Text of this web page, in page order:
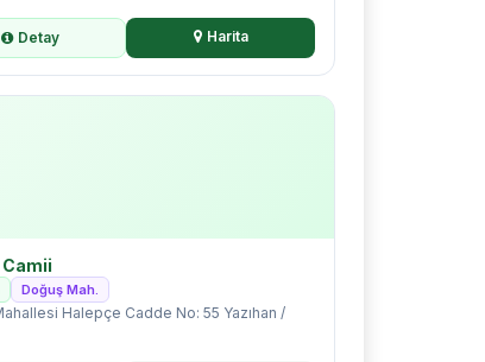
Detay Harita
Doğuş Mah.
Halepçe Cadde No: 55 Yazıhan /